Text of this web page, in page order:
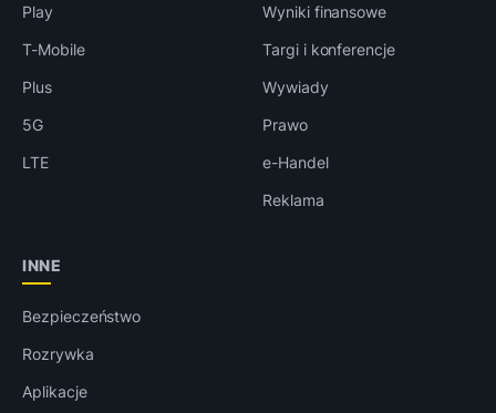
Play
T-Mobile
Plus
5G
LTE
Wyniki finansowe
Targi i konferencje
Wywiady
Prawo
e-Handel
Reklama
INNE
Bezpieczeństwo
Rozrywka
Aplikacje